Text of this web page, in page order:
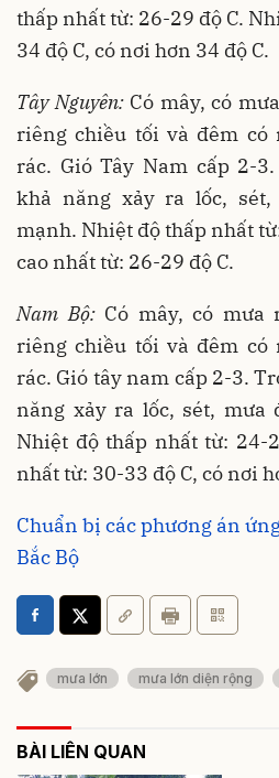
thấp nhất từ: 26-29 độ C.
34 độ C, có nơi hơn 34 độ C.
Tây Nguyên: Có mây, có
riêng chiều tối và đêm có
rác. Gió Tây Nam cấp 2-
khả năng xảy ra lốc,
mạnh. Nhiệt độ thấp nhất
cao nhất từ: 26-29 độ C.
Nam Bộ: Có mây, có mưa
riêng chiều tối và đêm có
rác. Gió tây nam cấp 2-3.
năng xảy ra lốc, sét, mưa
Nhiệt độ thấp nhất từ: 24-
nhất từ: 30-33 độ C, có nơi
Chuẩn bị các phương án
Bắc Bộ
mưa lớn mưa lớn diện rộng
BÀI LIÊN QUAN